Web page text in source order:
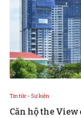
Tin tức - Sự kiện
Căn hộ the